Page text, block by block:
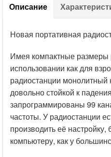
Описание
Новая портативная
Имея компактные размеры
использовании как для
радиостанции монолитный
довольно стойкой к
запрограммированы 99
частоты. У радиостанции
производить её настройку,
компьютеру, как у
Подробные
Диапазон
Диапазон частот...400-470
Параметры приёмника/
Доставка и
Доставка
Доставка по Москве
Доставка за пределы
Самовывоз со склада г.
-бесплатно.